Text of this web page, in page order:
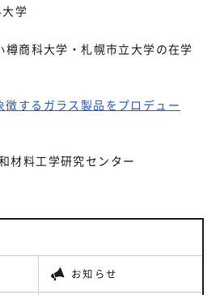
学
商科大学・札幌市立大学の在学
するガラス製品をプロデュー
材料工学研究センター
お知らせ